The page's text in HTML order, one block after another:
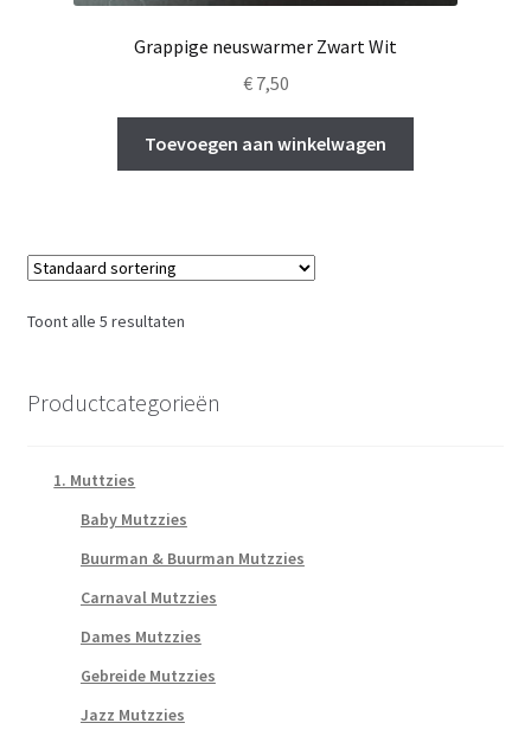
Grappige neuswarmer Zwart Wit
€7,50
Toevoegen aan winkelwagen
Toont alle 5 resultaten
Productcategorieën
1. Muttzies
Baby Mutzzies
Buurman & Buurman Mutzzies
Carnaval Mutzzies
Dames Mutzzies
Gebreide Mutzzies
Jazz Mutzzies